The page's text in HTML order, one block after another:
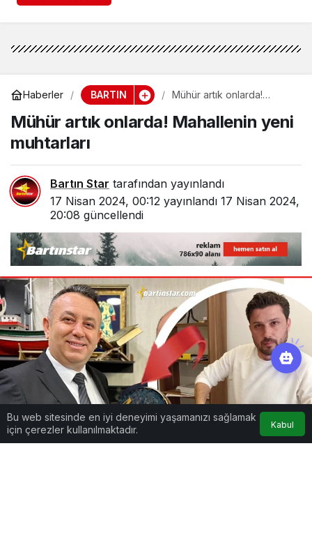
Haberler BARTIN
Mühür artık onlarda!
Mühür artık onlarda! Mahallenin yeni
muhtarları
Bartın Star tarafından yayınlandı
17 Nisan 2024, 00:12 yayınlandı 17 Nisan 2024,
20:08 güncellendi
Bu web sitesinde en iyi deneyimi yaşamanızı sağlamak
için çerezler kullanılmaktadır.
Kabul